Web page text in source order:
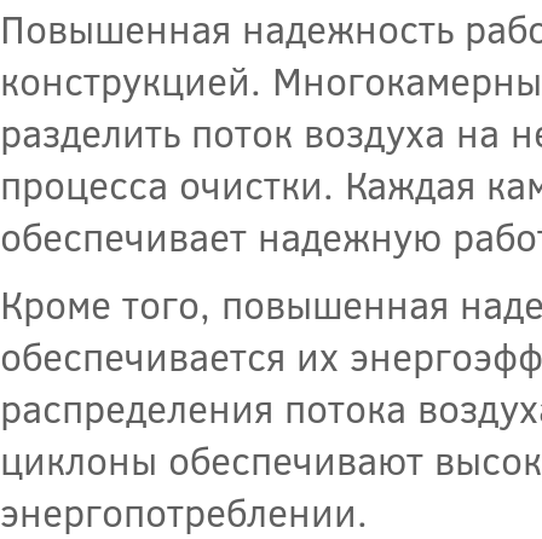
Повышенная надежность
конструкцией.
разделить поток воздуха на
процесса очистки. Каждая
обеспечивает надежную
Кроме того, повышенная
обеспечивается их
распределения потока
циклоны обеспечивают
энергопотреблении.